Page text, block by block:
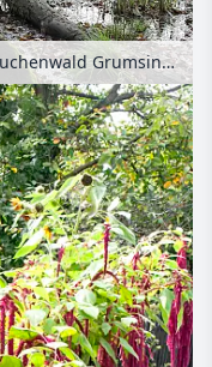
Schwarzerlen (Alnus glutinosa) im Buchenwald Grumsin, Biosphärenreservat Schorfheide-Chorin, Deutschland